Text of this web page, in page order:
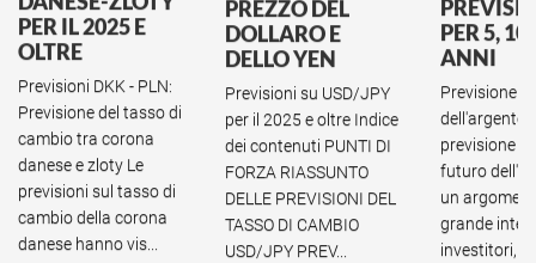
PER IL 2025 E
OLTRE
Previsioni DKK - PLN:
Previsione del tasso di
cambio tra corona
danese e zloty Le
previsioni sul tasso di
cambio della corona
danese hanno vis...
PREZZO DEL
DOLLARO E
DELLO YEN
Previsioni su USD/JPY
per il 2025 e oltre Indice
dei contenuti PUNTI DI
FORZA RIASSUNTO
DELLE PREVISIONI DEL
TASSO DI CAMBIO
USD/JPY PREV...
PER 5, 10
ANNI
Previsione
dell'argento
previsione
futuro
un
grande
investitori,